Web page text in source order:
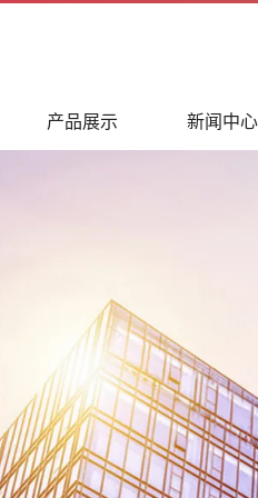
产品展示 新闻中心